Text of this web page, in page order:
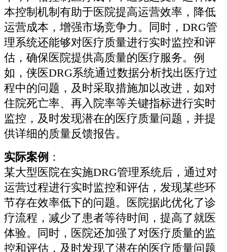
本控制机制有助于医院提高运营效率，降低
运营成本，增强市场竞争力。同时，DRG管
理系统还能够对医疗质量进行实时监控和评
估，确保医院提供高质量的医疗服务。例
如，侠医DRG系统通过数据分析找出医疗过
程中的问题，及时采取措施加以改进，如对
住院死亡率、再入院率等关键指标进行实时
监控，及时发现潜在的医疗质量问题，并提
供详细的质量反馈报告。
实际案例 ：
某大型医院在实施DRG管理系统后，通过对
运营过程进行实时监控和评估，发现某些环
节存在效率低下的问题。医院据此优化了诊
疗流程，减少了患者等待时间，提高了就医
体验。同时，医院还加强了对医疗质量的监
控和评估，及时发现了潜在的医疗质量问题